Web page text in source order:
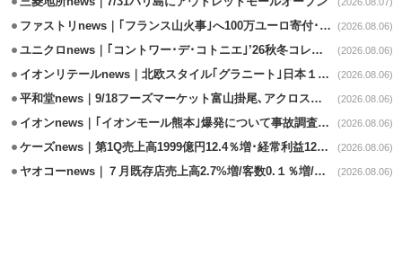
ファストリnews｜｢フランス山火事｣へ100万ユーロ寄付･衣料5万点も提供 (2026.08.06)
ユニクロnews｜｢コントワー･デ･コトニエ｣’26秋冬コレクション8/28発売 (2026.08.06)
イオンリテールnews｜北欧スタイル｢グラニート｣日本１号店を自由が丘に開業 (2026.08.06)
平和堂news｜9/18フーズマーケット富山掛尾､アクロスプラザ内に出店 (2026.08.06)
イオンnews｜｢イオンモール熊本｣爆発について事故調査委員会設置 (2026.08.06)
ケーズnews｜第1Q売上高1999億円12.4％増･経常利益125.0%増 (2026.08.06)
ヤオコーnews｜７月既存店売上高2.7%増/客数0.１％増/客単価2.6％増 (2026.08.06)